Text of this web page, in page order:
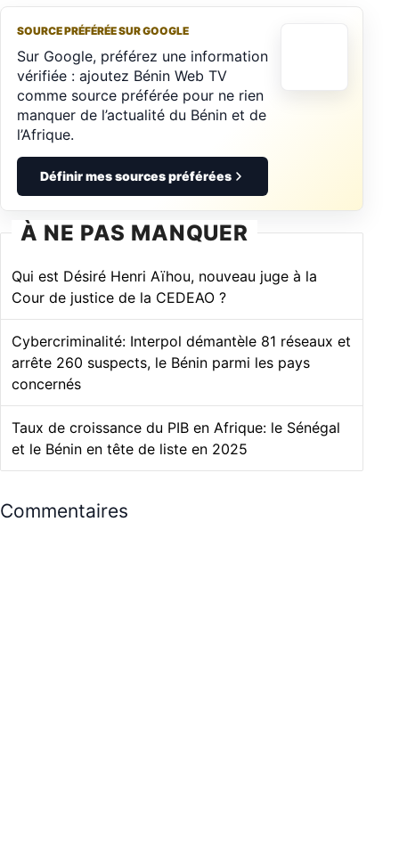
SOURCE PRÉFÉRÉE SUR GOOGLE
Sur Google, préférez une information
vérifiée : ajoutez Bénin Web TV
comme source préférée pour ne rien
manquer de l’actualité du Bénin et de
l’Afrique.
Définir mes sources préférées
À NE PAS MANQUER
Qui est Désiré Henri Aïhou, nouveau juge à la
Cour de justice de la CEDEAO ?
Cybercriminalité: Interpol démantèle 81 réseaux et
arrête 260 suspects, le Bénin parmi les pays
concernés
Taux de croissance du PIB en Afrique: le Sénégal
et le Bénin en tête de liste en 2025
Commentaires